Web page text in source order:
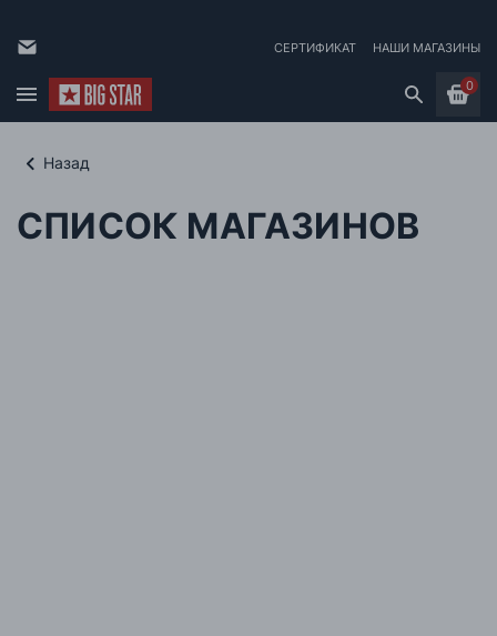
СЕРТИФИКАТ НАШИ МАГАЗИНЫ
0
Назад
СПИСОК МАГАЗИНОВ